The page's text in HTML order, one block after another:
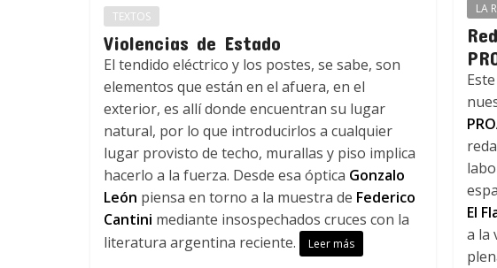
TEXTOS
Violencias de Estado
El tendido eléctrico y los postes, se sabe, son
elementos que están en el afuera, en el
exterior, es allí donde encuentran su lugar
natural, por lo que introducirlos a cualquier
lugar provisto de techo, murallas y piso implica
hacerlo a la fuerza. Desde esa óptica Gonzalo
León piensa en torno a la muestra de Federico
Cantini mediante insospechados cruces con la
literatura argentina reciente.
Leer más
LA
Este
El
a la